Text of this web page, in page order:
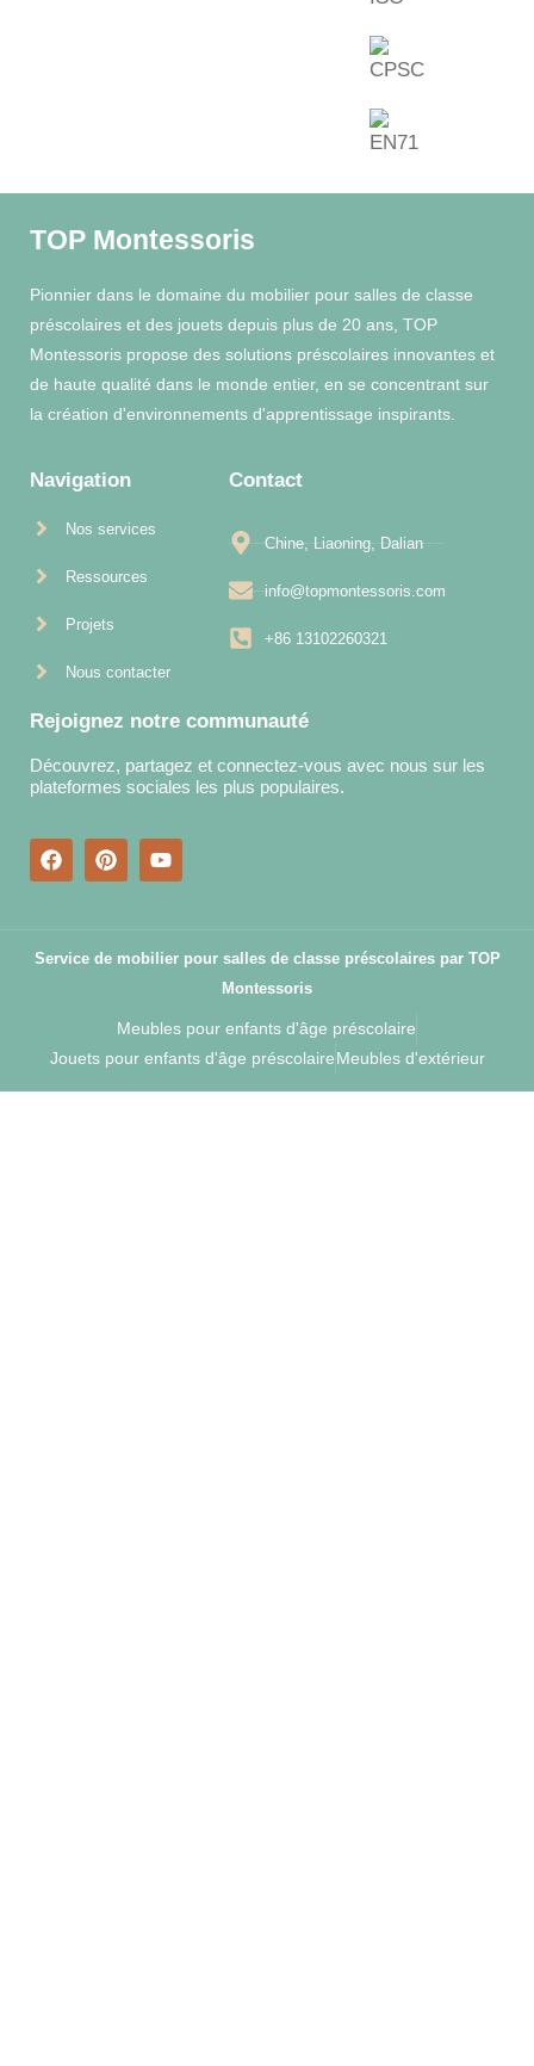
TOP Montessoris
Pionnier dans le domaine du mobilier pour salles de classe
préscolaires et des jouets depuis plus de 20 ans, TOP
Montessoris propose des solutions préscolaires innovantes et
de haute qualité dans le monde entier, en se concentrant sur
la création d'environnements d'apprentissage inspirants.
Navigation
Nos services
Ressources
Projets
Nous contacter
Contact
Chine, Liaoning, Dalian
info@topmontessoris.com
+86 13102260321
Rejoignez notre communauté
Découvrez, partagez et connectez-vous avec nous sur les
plateformes sociales les plus populaires.
Service de mobilier pour salles de classe préscolaires par TOP
Montessoris
Meubles pour enfants d'âge préscolaire
Jouets pour enfants d'âge préscolaireMeubles d'extérieur